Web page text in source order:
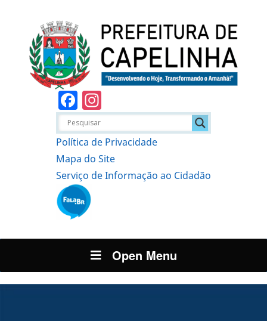
Facebook
Política de Privacidade
Mapa do Site
Serviço de Informação ao Cidadão
Open Menu